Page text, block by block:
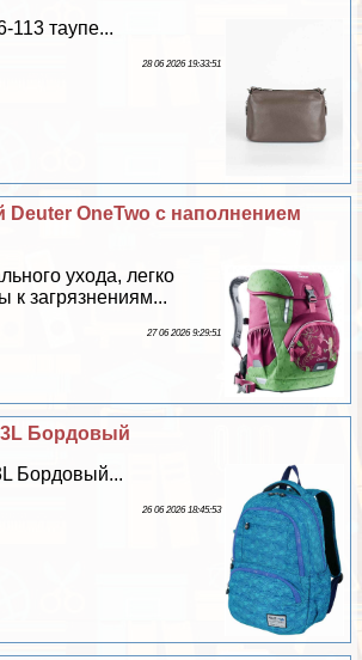
113 таупе...
28 06 2026 19:33:51
OneTwo с наполнением
ухода, легко
к загрязнениям...
27 06 2026 9:29:51
Бордовый
Бордовый...
26 06 2026 18:45:53